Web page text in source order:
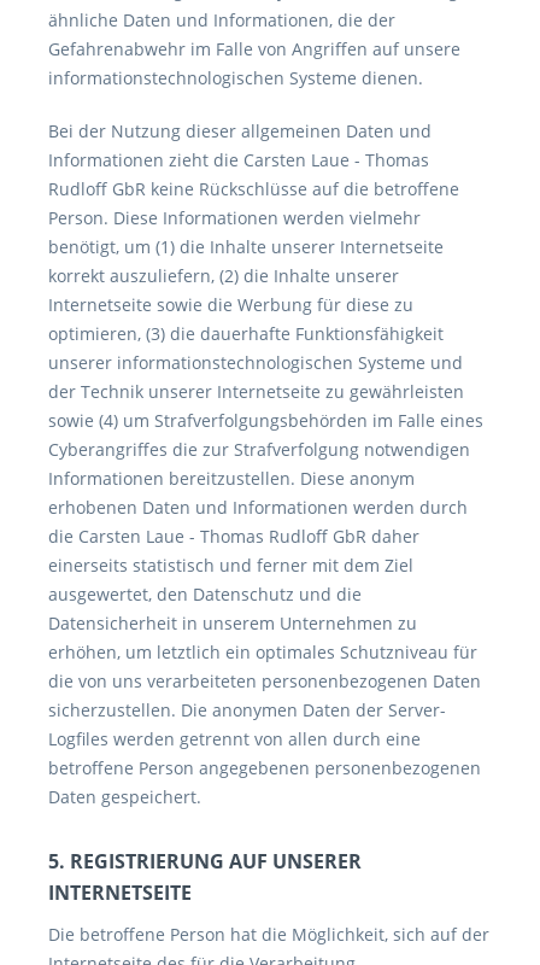
ähnliche Daten und Informationen, die der
Gefahrenabwehr im Falle von Angriffen auf unsere
informationstechnologischen Systeme dienen.
Bei der Nutzung dieser allgemeinen Daten und
Informationen zieht die Carsten Laue - Thomas
Rudloff GbR keine Rückschlüsse auf die betroffene
Person. Diese Informationen werden vielmehr
benötigt, um (1) die Inhalte unserer Internetseite
korrekt auszuliefern, (2) die Inhalte unserer
Internetseite sowie die Werbung für diese zu
optimieren, (3) die dauerhafte Funktionsfähigkeit
unserer informationstechnologischen Systeme und
der Technik unserer Internetseite zu gewährleisten
sowie (4) um Strafverfolgungsbehörden im Falle eines
Cyberangriffes die zur Strafverfolgung notwendigen
Informationen bereitzustellen. Diese anonym
erhobenen Daten und Informationen werden durch
die Carsten Laue - Thomas Rudloff GbR daher
einerseits statistisch und ferner mit dem Ziel
ausgewertet, den Datenschutz und die
Datensicherheit in unserem Unternehmen zu
erhöhen, um letztlich ein optimales Schutzniveau für
die von uns verarbeiteten personenbezogenen Daten
sicherzustellen. Die anonymen Daten der Server-
Logfiles werden getrennt von allen durch eine
betroffene Person angegebenen personenbezogenen
Daten gespeichert.
5. REGISTRIERUNG AUF UNSERER
INTERNETSEITE
Die betroffene Person hat die Möglichkeit, sich auf der